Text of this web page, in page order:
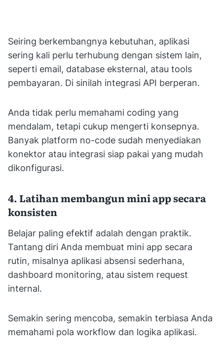
Seiring berkembangnya kebutuhan, aplikasi
sering kali perlu terhubung dengan sistem lain,
seperti email, database eksternal, atau tools
pembayaran. Di sinilah integrasi API berperan.
Anda tidak perlu memahami coding yang
mendalam, tetapi cukup mengerti konsepnya.
Banyak platform no-code sudah menyediakan
konektor atau integrasi siap pakai yang mudah
dikonfigurasi.
4. Latihan membangun mini app secara
konsisten
Belajar paling efektif adalah dengan praktik.
Tantang diri Anda membuat mini app secara
rutin, misalnya aplikasi absensi sederhana,
dashboard monitoring, atau sistem request
internal.
Semakin sering mencoba, semakin terbiasa Anda
memahami pola workflow dan logika aplikasi.